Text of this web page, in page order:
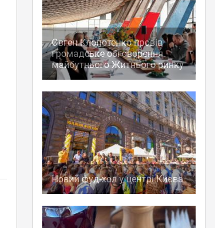
Євген Клопотенко провів
громадське обговорення
майбутнього Житнього ринку
Новий фуд-хол у центрі Києва